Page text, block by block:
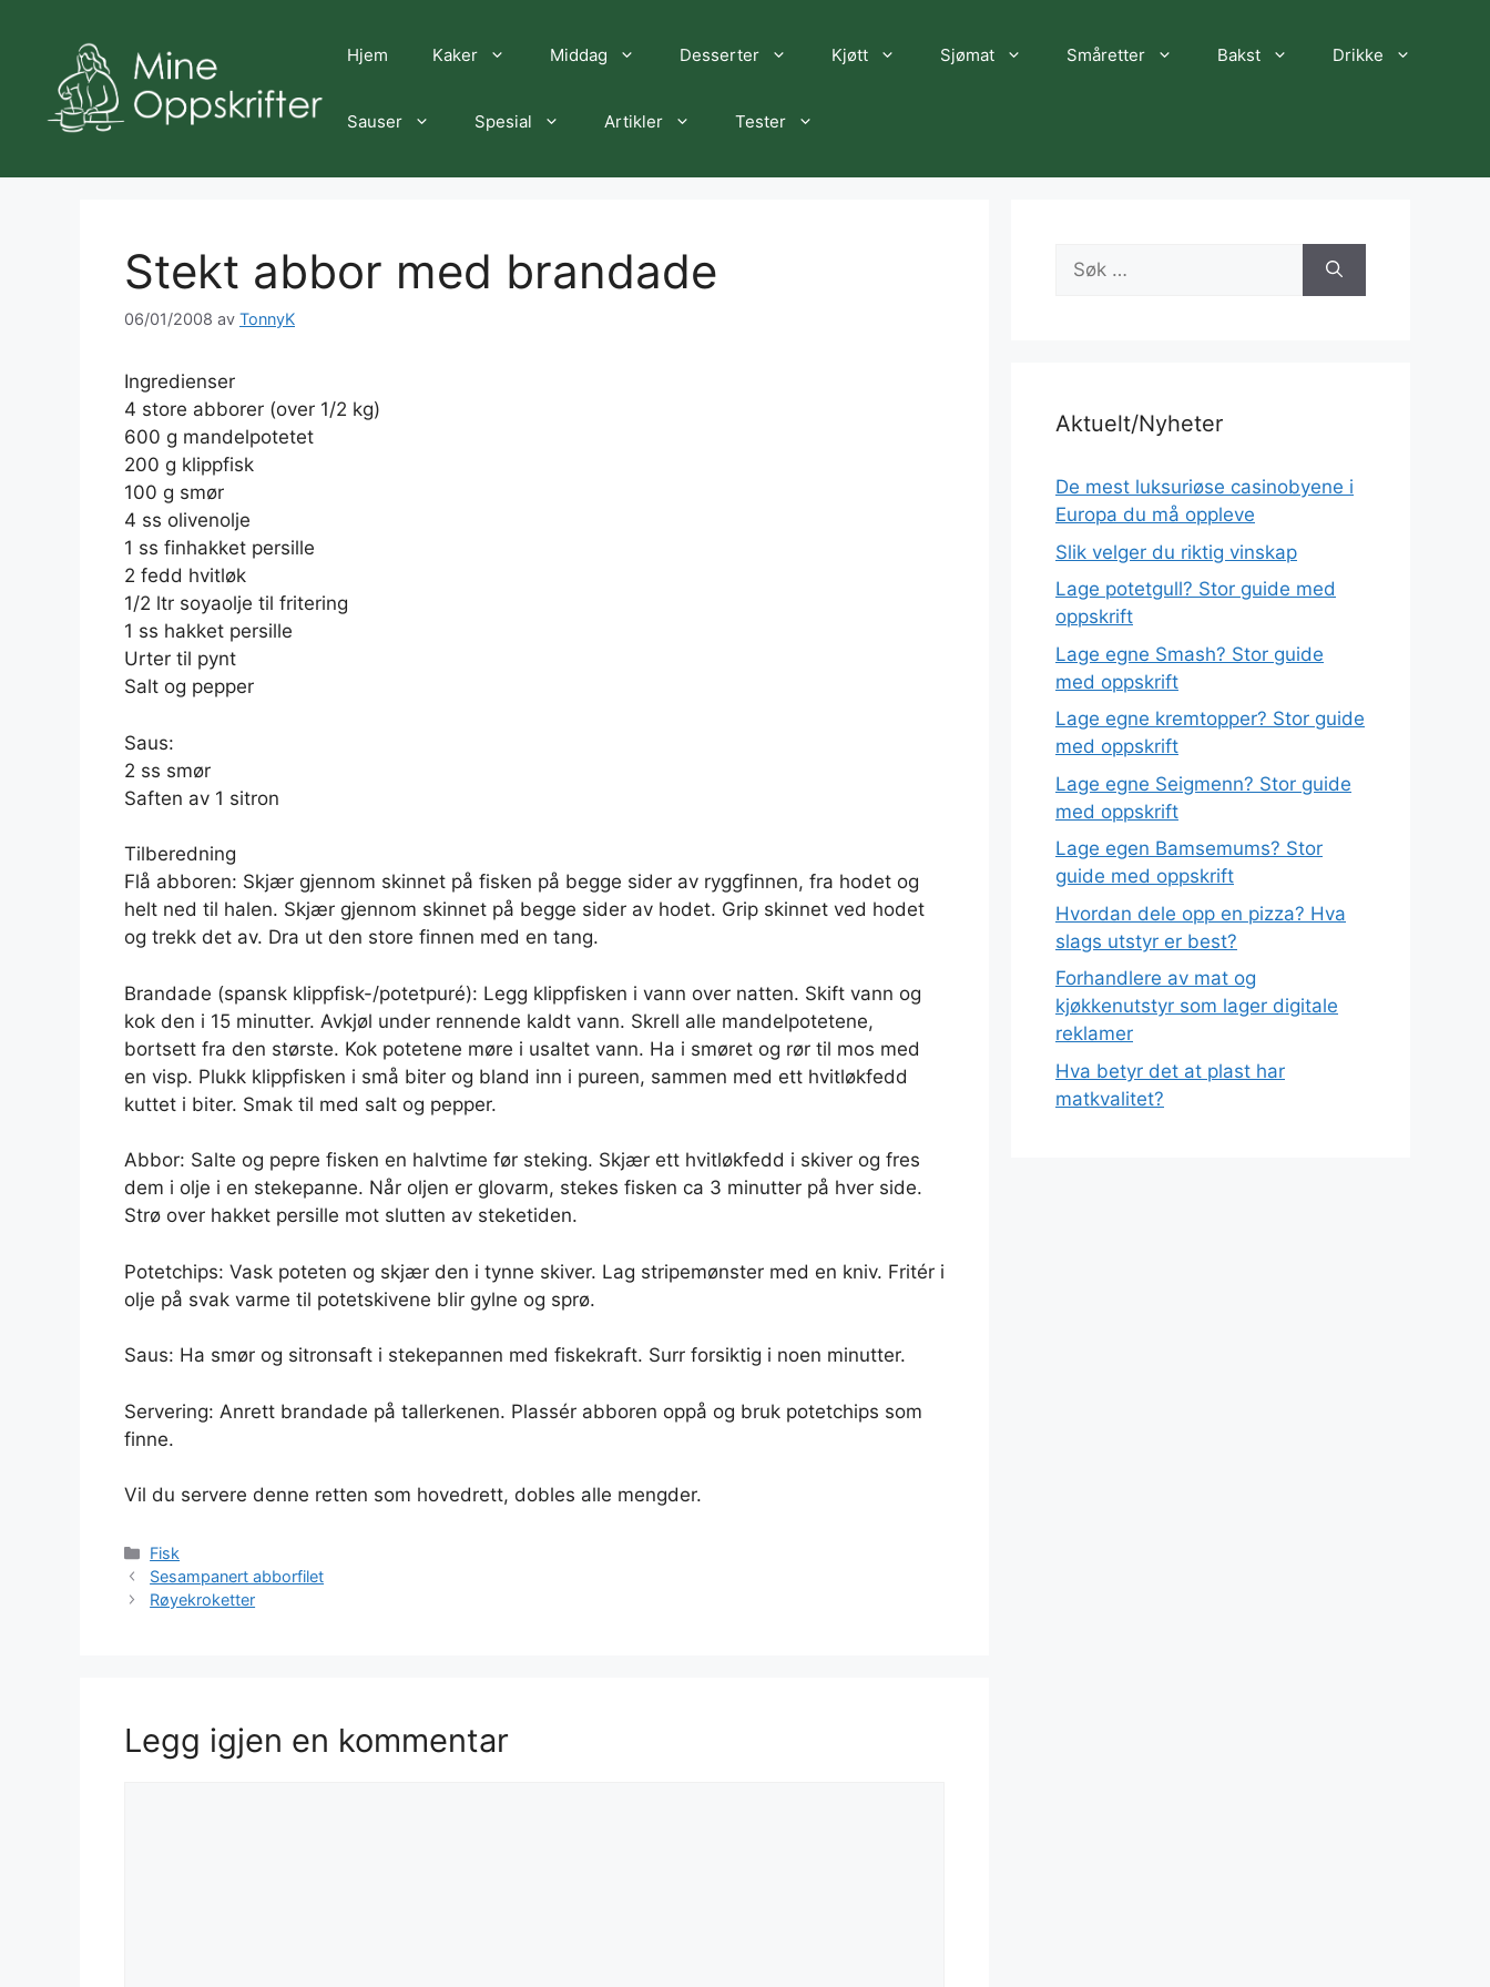
Hjem Kaker Middag Desserter Kjøtt Sjømat Småretter Bakst Drikke
Sauser Spesial Artikler Tester
Stekt abbor med brandade
06/01/2008 av TonnyK
Ingredienser
4 store abborer (over 1/2 kg)
600 g mandelpotetet
200 g klippfisk
100 g smør
4 ss olivenolje
1 ss finhakket persille
2 fedd hvitløk
1/2 ltr soyaolje til fritering
1 ss hakket persille
Urter til pynt
Salt og pepper
Saus:
2 ss smør
Saften av 1 sitron
Tilberedning
Flå abboren: Skjær gjennom skinnet på fisken på begge sider av ryggfinnen, fra hodet og
helt ned til halen. Skjær gjennom skinnet på begge sider av hodet. Grip skinnet ved hodet
og trekk det av. Dra ut den store finnen med en tang.
Brandade (spansk klippfisk-/potetpuré): Legg klippfisken i vann over natten. Skift vann og
kok den i 15 minutter. Avkjøl under rennende kaldt vann. Skrell alle mandelpotetene,
bortsett fra den største. Kok potetene møre i usaltet vann. Ha i smøret og rør til mos med
en visp. Plukk klippfisken i små biter og bland inn i pureen, sammen med ett hvitløkfedd
kuttet i biter. Smak til med salt og pepper.
Abbor: Salte og pepre fisken en halvtime før steking. Skjær ett hvitløkfedd i skiver og fres
dem i olje i en stekepanne. Når oljen er glovarm, stekes fisken ca 3 minutter på hver side.
Strø over hakket persille mot slutten av steketiden.
Potetchips: Vask poteten og skjær den i tynne skiver. Lag stripemønster med en kniv. Fritér i
olje på svak varme til potetskivene blir gylne og sprø.
Saus: Ha smør og sitronsaft i stekepannen med fiskekraft. Surr forsiktig i noen minutter.
Servering: Anrett brandade på tallerkenen. Plassér abboren oppå og bruk potetchips som
finne.
Vil du servere denne retten som hovedrett, dobles alle mengder.
Kategorier
Fisk
Sesampanert abborfilet
Røyekroketter
Legg igjen en kommentar
Søk
etter:
Aktuelt/Nyheter
De mest luksuriøse casinobyene i
Europa du må oppleve
Slik velger du riktig vinskap
Lage potetgull? Stor guide med
oppskrift
Lage egne Smash? Stor guide
med oppskrift
Lage egne kremtopper? Stor guide
med oppskrift
Lage egne Seigmenn? Stor guide
med oppskrift
Lage egen Bamsemums? Stor
guide med oppskrift
Hvordan dele opp en pizza? Hva
slags utstyr er best?
Forhandlere av mat og
kjøkkenutstyr som lager digitale
reklamer
Hva betyr det at plast har
matkvalitet?